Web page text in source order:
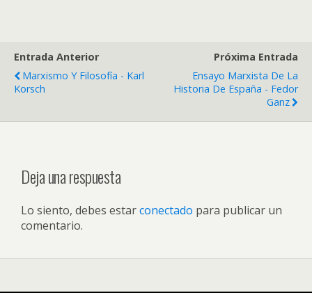
Entrada Anterior
Marxismo Y Filosofía - Karl
Korsch
Próxima Entrada
Ensayo Marxista De La
Historia De España - Fedor
Ganz
Deja una respuesta
Lo siento, debes estarconectado para publicar un
comentario.